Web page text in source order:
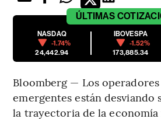
ÚLTIMAS
NASDAQ
-1.74%
24,442.94
IBOVESPA
-1.52%
173,885.34
Bloomberg — Los
emergentes están desviando
la trayectoria de la